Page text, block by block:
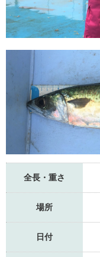
全長・重さ
場所
日付